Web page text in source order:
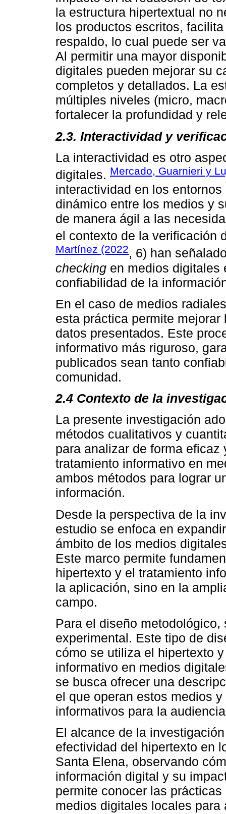
la estructura hipertextual no
los productos escritos,
respaldo, lo cual puede ser
Al permitir una mayor
digitales pueden mejorar su
completos y detallados. La
múltiples niveles (micro,
fortalecer la profundidad y
2.3. Interactividad y
La interactividad es otro
digitales. Mercado, Guarnieri y
interactividad en los
dinámico entre los medios y
de manera ágil a las
el contexto de la verificación
Martínez (2022, 6) han
checking en medios digitales
confiabilidad de la
En el caso de medios
esta práctica permite
datos presentados. Este
informativo más riguroso,
publicados sean tanto
comunidad.
2.4 Contexto de la
La presente investigación
métodos cualitativos y
para analizar de forma
tratamiento informativo en
ambos métodos para lograr
información.
Desde la perspectiva de la
estudio se enfoca en
ámbito de los medios
Este marco permite
hipertexto y el tratamiento
la aplicación, sino en la
campo.
Para el diseño
experimental. Este tipo de
cómo se utiliza el hipertexto
informativo en medios
se busca ofrecer una
el que operan estos medios
informativos para la
El alcance de la
efectividad del hipertexto en
Santa Elena, observando
información digital y su
permite conocer las
medios digitales locales